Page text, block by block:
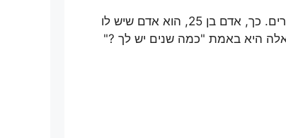
בית בן 3 חדרים הוא בית שיש לו 3 חדרים. כך, אדם בן 25, הוא אדם שיש לו
היא באמת "כמה שנים יש לך ?"